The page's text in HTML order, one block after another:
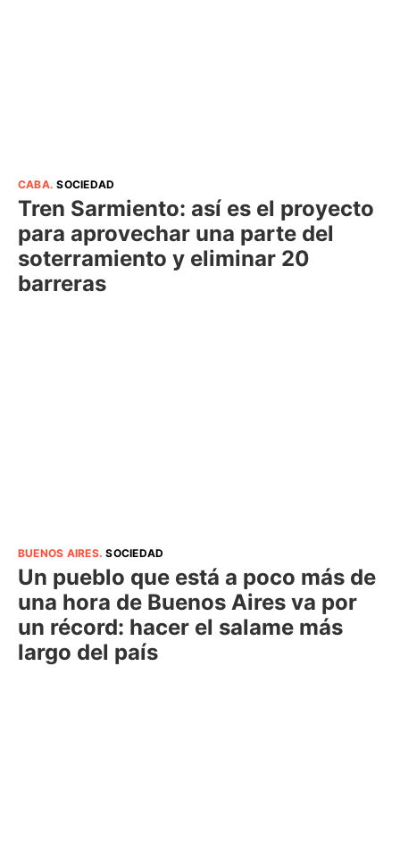
CABA.SOCIEDAD
Tren Sarmiento: así es el proyecto
para aprovechar una parte del
soterramiento y eliminar 20
barreras
BUENOS AIRES.SOCIEDAD
Un pueblo que está a poco más de
una hora de Buenos Aires va por
un récord: hacer el salame más
largo del país